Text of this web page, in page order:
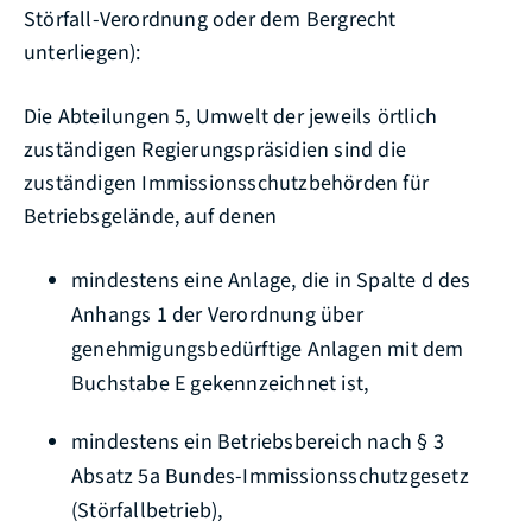
Störfall-Verordnung oder dem Bergrecht
unterliegen):
Die Abteilungen 5, Umwelt der jeweils örtlich
zuständigen Regierungspräsidien sind die
zuständigen Immissionsschutzbehörden für
Betriebsgelände, auf denen
mindestens eine Anlage, die in Spalte d des
Anhangs 1 der Verordnung über
genehmigungsbedürftige Anlagen mit dem
Buchstabe E gekennzeichnet ist,
mindestens ein Betriebsbereich nach § 3
Absatz 5a Bundes-Immissionsschutzgesetz
(Störfallbetrieb),